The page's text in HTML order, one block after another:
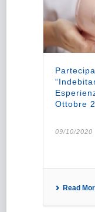
Ottobre
09/10/2020
Read